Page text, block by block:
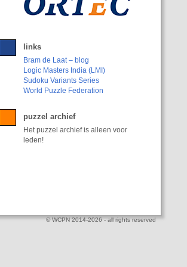
links
Bram de Laat – blog
Logic Masters India (LMI)
Sudoku Variants Series
World Puzzle Federation
puzzel archief
Het puzzel archief is alleen voor
leden!
© WCPN 2014-2026 - all rights reserved